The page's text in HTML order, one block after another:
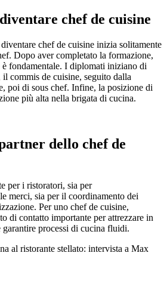
chef de cuisine
chef de cuisine inizia solitamente
Dopo aver completato la formazione,
è fondamentale. I diplomati iniziano di
commis de cuisine, seguito dalla
poi di sous chef. Infine, la posizione di
più alta nella brigata di cucina.
dello chef de
per i ristoratori, sia per
merci, sia per il coordinamento dei
Per uno chef de cuisine,
di contatto importante per attrezzare in
processi di cucina fluidi.
al ristorante stellato: intervista a Max